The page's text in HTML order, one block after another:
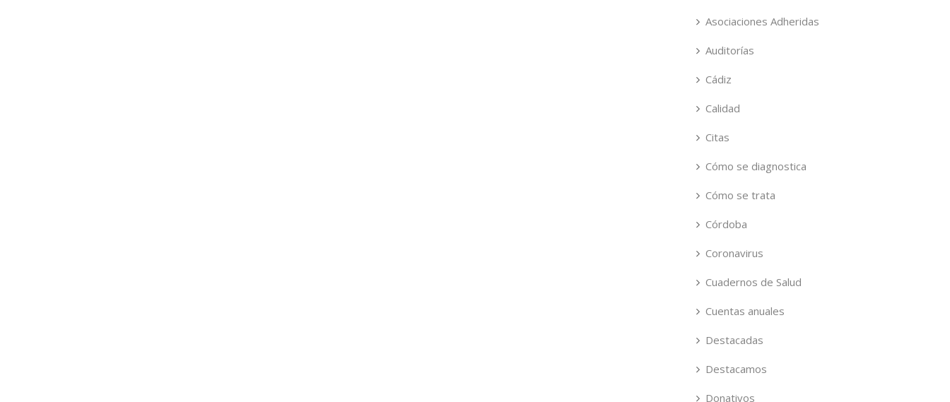
Asociaciones Adheridas
Auditorías
Cádiz
Calidad
Citas
Cómo se diagnostica
Cómo se trata
Córdoba
Coronavirus
Cuadernos de Salud
Cuentas anuales
Destacadas
Destacamos
Donativos